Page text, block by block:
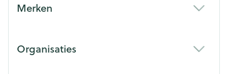
Merken
Organisaties